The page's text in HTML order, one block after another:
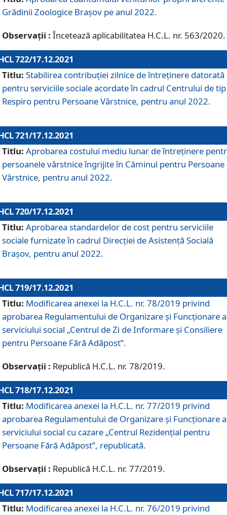
Grădinii Zoologice Braşov pe anul 2022.
Observații : Încetează aplicabilitatea H.C.L. nr. 563/2020.
722/17.12.2021
Titlu: Stabilirea contribuţiei zilnice de întreținere datorată
pentru serviciile sociale acordate în cadrul Centrului de tip
Respiro pentru Persoane Vârstnice, pentru anul 2022.
721/17.12.2021
Titlu: Aprobarea costului mediu lunar de întreţinere
persoanele vârstnice îngrijite în Căminul pentru Persoane
Vârstnice, pentru anul 2022.
720/17.12.2021
Titlu: Aprobarea standardelor de cost pentru serviciile
sociale furnizate în cadrul Direcției de Asistență Socială
Brașov, pentru anul 2022.
719/17.12.2021
Titlu: Modificarea anexei la H.C.L. nr. 78/2019 privind
aprobarea Regulamentului de Organizare și Funcționare
serviciului social „Centrul de Zi de Informare şi Consiliere
pentru Persoane Fără Adăpost”.
Observații : Republică H.C.L. nr. 78/2019.
718/17.12.2021
Titlu: Modificarea anexei la H.C.L. nr. 77/2019 privind
aprobarea Regulamentului de Organizare și Funcționare
serviciului social cu cazare „Centrul Rezidențial pentru
Persoane Fără Adăpost”, republicată.
Observații : Republică H.C.L. nr. 77/2019.
717/17.12.2021
Titlu: Modificarea anexei la H.C.L. nr. 76/2019 privind